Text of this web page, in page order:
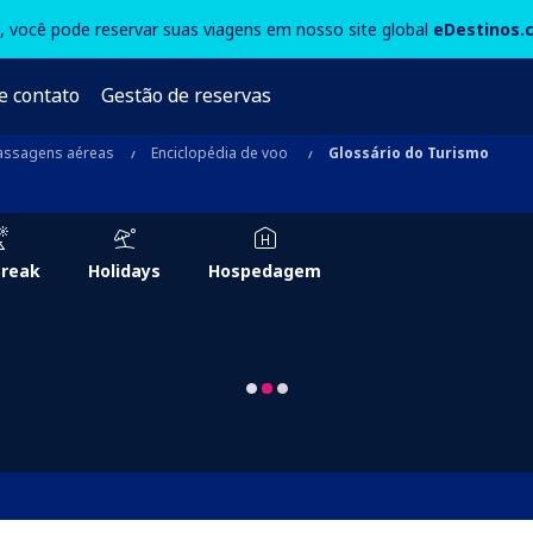
você pode reservar suas viagens em nosso site global
contato Gestão de reservas
aéreas Enciclopédia de voo Glossário do Turismo
Holidays Hospedagem